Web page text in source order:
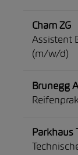
Cham ZG
Assistent
(m/w/d)
Brunegg
Parkhaus